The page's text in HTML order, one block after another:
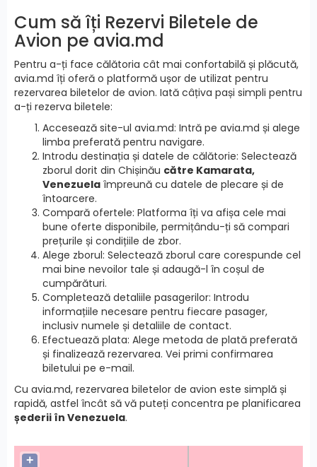
Cum să îți Rezervi Biletele de
Avion pe avia.md
Pentru a-ți face călătoria cât mai confortabilă și plăcută,
avia.md îți oferă o platformă ușor de utilizat pentru
rezervarea biletelor de avion. Iată câțiva pași simpli pentru
a-ți rezerva biletele:
Accesează site-ul avia.md: Intră pe avia.md și alege
limba preferată pentru navigare.
Introdu destinația și datele de călătorie: Selectează
zborul dorit din Chișinău către Kamarata,
Venezuela împreună cu datele de plecare și de
întoarcere.
Compară ofertele: Platforma îți va afișa cele mai
bune oferte disponibile, permițându-ți să compari
prețurile și condițiile de zbor.
Alege zborul: Selectează zborul care corespunde cel
mai bine nevoilor tale și adaugă-l în coșul de
cumpărături.
Completează detaliile pasagerilor: Introdu
informațiile necesare pentru fiecare pasager,
inclusiv numele și detaliile de contact.
Efectuează plata: Alege metoda de plată preferată
și finalizează rezervarea. Vei primi confirmarea
biletului pe e-mail.
Cu avia.md, rezervarea biletelor de avion este simplă și
rapidă, astfel încât să vă puteți concentra pe planificarea
șederii în Venezuela.
+